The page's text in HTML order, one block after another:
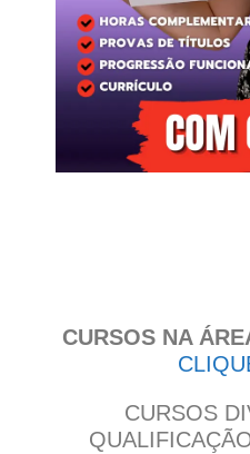
CURSOS NA
CURSOS